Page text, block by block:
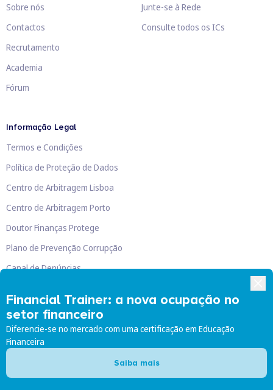
Financial Trainer: a nova ocupação no
setor financeiro
Diferencie-se no mercado com uma certificação em Educação
Financeira
Saiba mais
Sobre nós
Contactos
Recrutamento
Academia
Fórum
Junte-se à Rede
Consulte todos os ICs
Informação Legal
Termos e Condições
Política de Proteção de Dados
Centro de Arbitragem Lisboa
Centro de Arbitragem Porto
Doutor Finanças Protege
Plano de Prevenção Corrupção
Canal de Denúncias
Doutor Finanças, Lda